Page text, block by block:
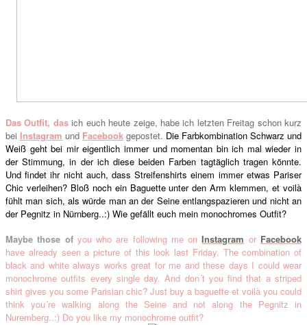
Das Outfit, dasich euch heute zeige, habe ich letzten Freitag schon kurz
bei Instagram und Facebook gepostet. Die Farbkombination Schwarz und
Weiß geht bei mir eigentlich immer und momentan bin ich mal wieder in
der Stimmung, in der ich diese beiden Farben tagtäglich tragen könnte.
Und findet ihr nicht auch, dass Streifenshirts einem immer etwas Pariser
Chic verleihen? Bloß noch ein Baguette unter den Arm klemmen, et voilà
fühlt man sich, als würde man an der Seine entlangspazieren und nicht an
der Pegnitz in Nürnberg..:) Wie gefällt euch mein monochromes Outfit?
Maybe those ofyou who are following me onInstagram or Facebook
have already seen a picture of this look last Friday. The combination of
black and white always works great for me andthese days I could wear
monochrome outfits every single day. And don´t you find that a striped
shirt gives you some Parisian chic? Just buy a baguette et voilà you could
think you´re walking along the Seine and not along the Pegnitz in
Nuremberg..:) Do you like my monochrome outfit?